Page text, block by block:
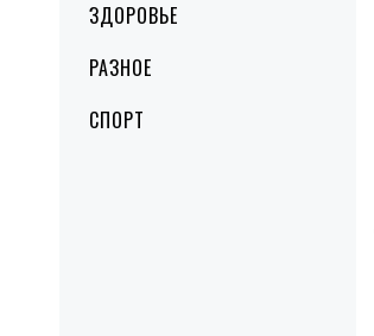
ЗДОРОВЬЕ
РАЗНОЕ
СПОРТ